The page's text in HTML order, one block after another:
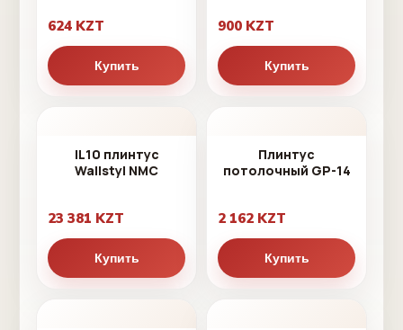
624 KZT
Купить
900 KZT
Купить
IL10 плинтус
Wallstyl NMC
23 381 KZT
Купить
Плинтус
потолочный GP-14
2 162 KZT
Купить